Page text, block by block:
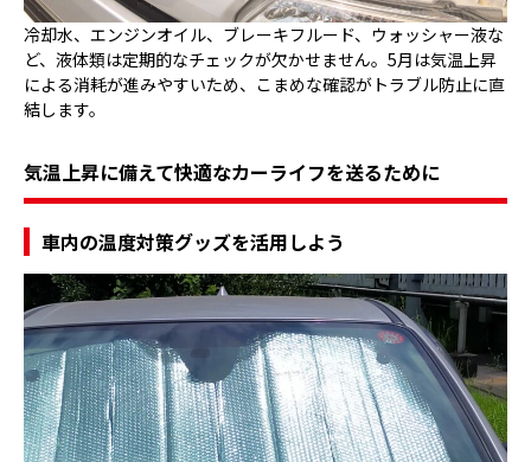
冷却水、エンジンオイル、ブレーキフルード、ウォッシャー液な
ど、液体類は定期的なチェックが欠かせません。5月は気温上昇
による消耗が進みやすいため、こまめな確認がトラブル防止に直
結します。
気温上昇に備えて快適なカーライフを送るために
車内の温度対策グッズを活用しよう